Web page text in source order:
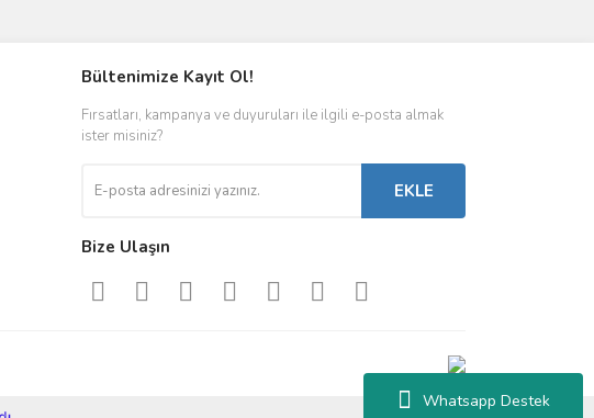
Whatsapp Destek
Bültenimize Kayıt Ol!
Fırsatları, kampanya ve duyuruları ile ilgili e-posta almak
ister misiniz?
EKLE
Bize Ulaşın